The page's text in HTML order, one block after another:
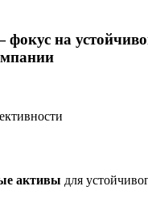
на
активы для